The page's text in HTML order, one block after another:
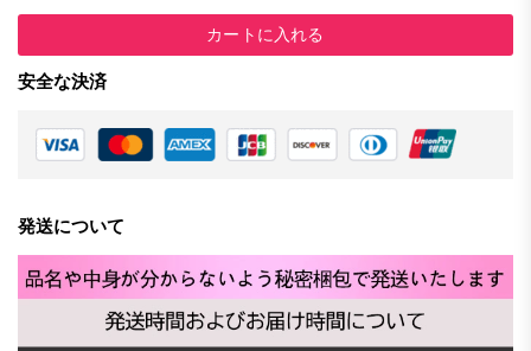
カートに入れる
安全な決済
発送について